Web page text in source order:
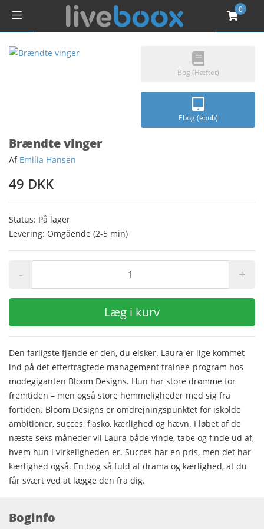
0
Bog (Hæftet)
Ebog (epub)
Brændte vinger
Af Emilia Hansen
49 DKK
Status: På lager
Levering: Omgående (2-5 min)
- +
Læg i kurv
Den farligste fjende er den, du elsker. Laura er lige kommet
ind på det eftertragtede management trainee-­program hos
modegiganten Bloom Designs. Hun har store drømme for
fremtiden – men også store hemmeligheder med sig fra
fortiden. Bloom Designs er omdrejningspunktet for iskolde
ambitioner, succes, fiasko, kærlighed og hævn. I løbet af de
næste seks måneder vil Laura både vinde, tabe og finde ud af,
hvem hun i virkeligheden er. Succes har en pris, men det har
kærlighed også. En bog så fuld af drama og kærlighed, at du
får svært ved at lægge den fra dig.
Boginfo